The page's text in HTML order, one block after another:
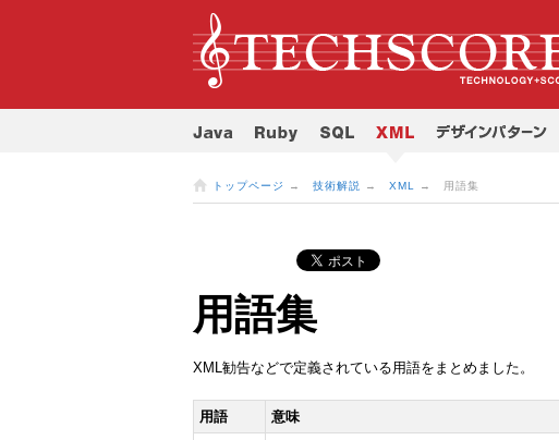
トップページ → 技術解説 → XML → 用語集
用語集
XML勧告などで定義されている用語をまとめました。
用語
意味